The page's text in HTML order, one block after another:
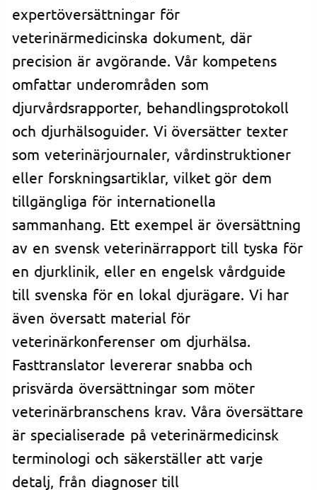
expertöversättningar för
veterinärmedicinska dokument, där
precision är avgörande. Vår kompetens
omfattar underområden som
djurvårdsrapporter, behandlingsprotokoll
och djurhälsoguider. Vi översätter texter
som veterinärjournaler, vårdinstruktioner
eller forskningsartiklar, vilket gör dem
tillgängliga för internationella
sammanhang. Ett exempel är översättning
av en svensk veterinärrapport till tyska för
en djurklinik, eller en engelsk vårdguide
till svenska för en lokal djurägare. Vi har
även översatt material för
veterinärkonferenser om djurhälsa.
Fasttranslator levererar snabba och
prisvärda översättningar som möter
veterinärbranschens krav. Våra översättare
är specialiserade på veterinärmedicinsk
terminologi och säkerställer att varje
detalj, från diagnoser till